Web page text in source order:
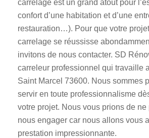
carrelage est un grand atout pour
confort d’une habitation et d’une
restauration…). Pour que votre
carrelage se réussisse
invitons de nous contacter. SD
carreleur professionnel qui travaille
Saint Marcel 73600. Nous sommes
servir en toute professionnalisme
votre projet. Nous vous prions de ne
nous engager car nous allons vous
prestation impressionnante.